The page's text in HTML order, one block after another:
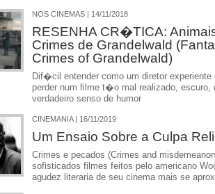
NOS CINEMAS | 14/11/2018
RESENHA CR�TICA:
Crimes de Grandelwald
Crimes of Grandelwald)
Dif�cil entender como um diretor
perder num filme t�o mal realizado,
verdadeiro senso de humor
CINEMANIA | 16/11/2019
Um Ensaio Sobre a Culpa
Crimes e pecados (Crimes and
sofisticados filmes feitos pelo americano
agudez literaria de seu cinema mais se